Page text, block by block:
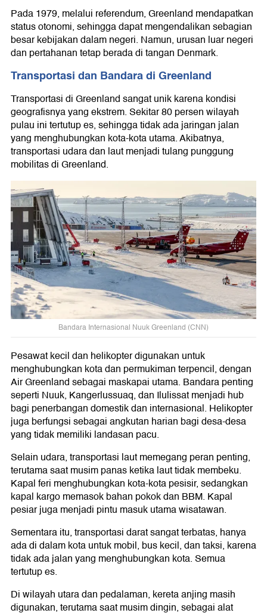
Pada 1979, melalui referendum, Greenland mendapatkan
status otonomi, sehingga dapat mengendalikan sebagian
besar kebijakan dalam negeri. Namun, urusan luar negeri
dan pertahanan tetap berada di tangan Denmark.
Transportasi dan Bandara di Greenland
Transportasi di Greenland sangat unik karena kondisi
geografisnya yang ekstrem. Sekitar 80 persen wilayah
pulau ini tertutup es, sehingga tidak ada jaringan jalan
yang menghubungkan kota-kota utama. Akibatnya,
transportasi udara dan laut menjadi tulang punggung
mobilitas di Greenland.
Bandara Internasional Nuuk Greenland (CNN)
Pesawat kecil dan helikopter digunakan untuk
menghubungkan kota dan permukiman terpencil, dengan
Air Greenland sebagai maskapai utama. Bandara penting
seperti Nuuk, Kangerlussuaq, dan Ilulissat menjadi hub
bagi penerbangan domestik dan internasional. Helikopter
juga berfungsi sebagai angkutan harian bagi desa-desa
yang tidak memiliki landasan pacu.
Selain udara, transportasi laut memegang peran penting,
terutama saat musim panas ketika laut tidak membeku.
Kapal feri menghubungkan kota-kota pesisir, sedangkan
kapal kargo memasok bahan pokok dan BBM. Kapal
pesiar juga menjadi pintu masuk utama wisatawan.
Sementara itu, transportasi darat sangat terbatas, hanya
ada di dalam kota untuk mobil, bus kecil, dan taksi, karena
tidak ada jalan yang menghubungkan kota. Semua
tertutup es.
Di wilayah utara dan pedalaman, kereta anjing masih
digunakan, terutama saat musim dingin, sebagai alat